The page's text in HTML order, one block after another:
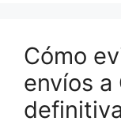
Cómo
envíos a